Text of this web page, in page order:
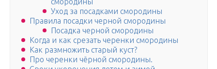
Уход за посадками смородины
Правила посадки черной смородины
Посадка черной смородины
Когда и как срезать черенки смородины
Как размножить старый куст?
Про черенки чёрной смородины.